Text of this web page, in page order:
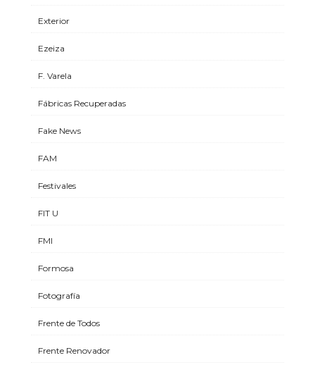
Exterior
Ezeiza
F. Varela
Fábricas Recuperadas
Fake News
FAM
Festivales
FIT U
FMI
Formosa
Fotografía
Frente de Todos
Frente Renovador